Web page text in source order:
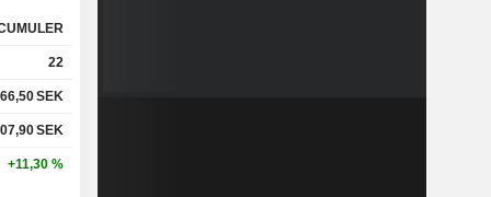
22
SEK
SEK
+11,30 %